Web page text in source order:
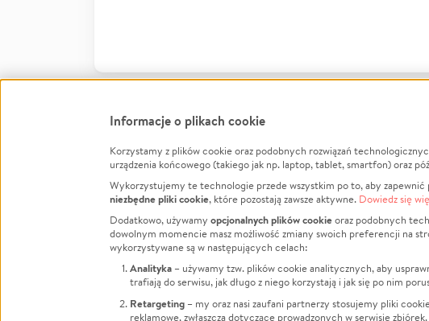
FacebookTwitter Instagram
LinkedInTikTok Youtube
Informacje
Jak to działa?
Regulamin
Polityka
Kontakt
Porównanie
Informacje o plikach cookie
Korzystamy z plików cookie oraz podobnych rozwiązań
urządzenia końcowego (takiego jak np. laptop, tablet, smartfon) oraz
Wykorzystujemy te technologie przede wszystkim po to, aby zapewnić
niezbędne pliki cookie, które pozostają zawsze aktywne. Dowiedz się
Dodatkowo, używamy opcjonalnych plików cookieoraz podobnych
dowolnym momencie masz możliwość zmiany swoich preferencji na
wykorzystywane są w następujących celach:
Analityka – używamy tzw. plików cookie analitycznych, aby
trafiają do serwisu, jak długo z niego korzystają i jak się po nim
Retargeting – my oraz nasi zaufani partnerzy stosujemy pliki
reklamowe, zwłaszcza dotyczące prowadzonych w serwisie zbiórek.